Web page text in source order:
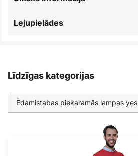
Lejupielādes
Līdzīgas kategorijas
Ēdamistabas piekaramās lampas yes